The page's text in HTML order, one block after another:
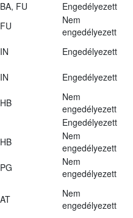
BA, FU
Engedélyezett
FU
Nem
engedélyezett
IN
Engedélyezett
IN Engedélyezett
HB
Nem
engedélyezett
Engedélyezett
HB
Nem
engedélyezett
PG
Nem
engedélyezett
AT
Nem
engedélyezett